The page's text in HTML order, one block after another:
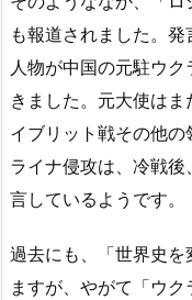
も報道されました。
人物が中国の元駐ウ
きました。元大使は
イブリット戦その他
ライナ侵攻は、冷戦
言しているようです。
過去にも、「世界史を
ますが、やがて「ウ